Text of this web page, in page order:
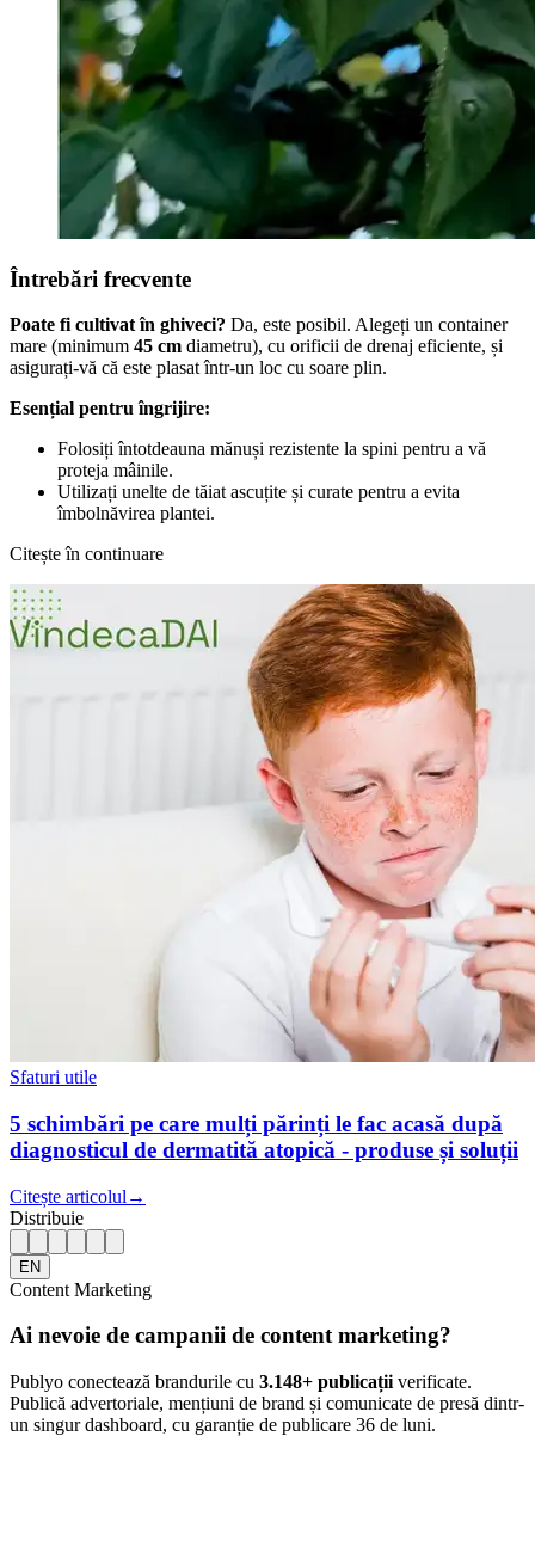
Întrebări frecvente
Poate fi cultivat în ghiveci? Da, este posibil. Alegeți un container
mare (minimum 45 cm diametru), cu orificii de drenaj eficiente, și
asigurați-vă că este plasat într-un loc cu soare plin.
Esențial pentru îngrijire:
Folosiți întotdeauna mănuși rezistente la spini pentru a vă
proteja mâinile.
Utilizați unelte de tăiat ascuțite și curate pentru a evita
îmbolnăvirea plantei.
Citește în continuare
Sfaturi utile
5 schimbări pe care mulți părinți le fac acasă după
diagnosticul de dermatită atopică - produse și soluții
Citește articolul →
Distribuie
EN
Content Marketing
Ai nevoie de campanii de content marketing?
Publyo conectează brandurile cu 3.148+ publicații verificate.
Publică advertoriale, mențiuni de brand și comunicate de presă dintr-
un singur dashboard, cu garanție de publicare 36 de luni.